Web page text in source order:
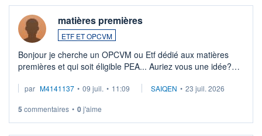
matières premières
ETF ET OPCVM
Bonjour je cherche un OPCVM ou Etf dédié aux matières
premières et qui soit éligible PEA... Auriez vous une idée?
par M4141137 • 09 juil. • 11:09 SAIQEN • 23 juil. 2026
5 commentaires • 0j'aime